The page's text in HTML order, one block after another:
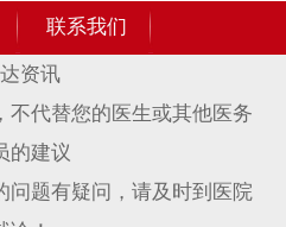
联系我们
资讯
不代替您的医生或其他医务
的建议
问题有疑问，请及时到医院